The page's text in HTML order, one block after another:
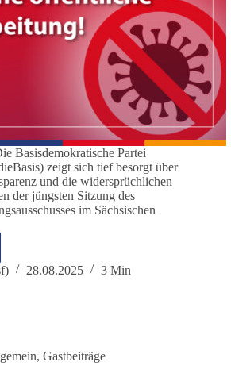
Basisdemokratische Partei
zeigt sich tief besorgt über
und die widersprüchlichen
der jüngsten Sitzung des
im Sächsischen
28.08.2025 3 Min
, Gastbeiträge